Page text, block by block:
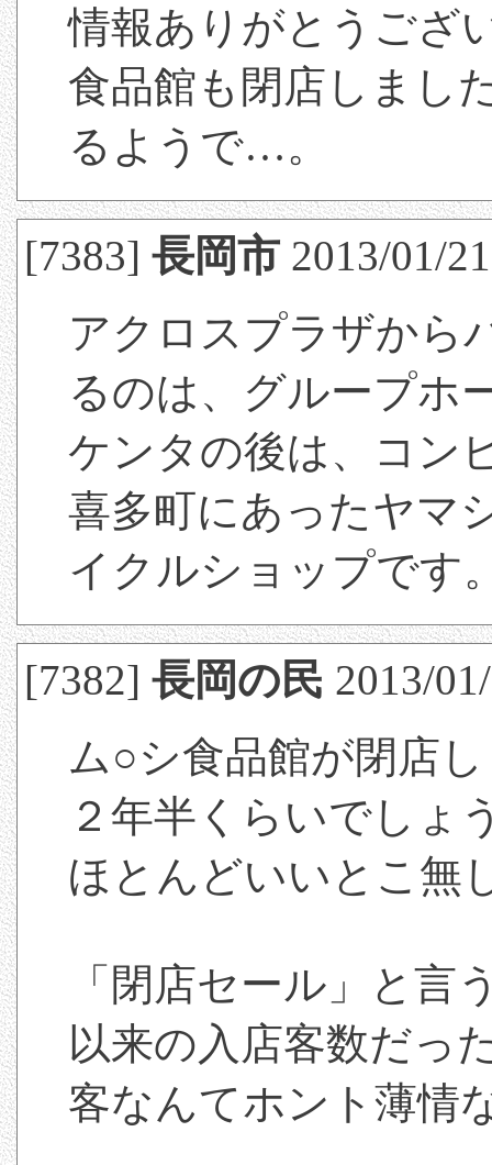
情報ありがとうござ
食品館も閉店しまし
るようで…。
[7383]長岡市 2013/01/
アクロスプラザから
るのは、グループホ
ケンタの後は、コン
喜多町にあったヤマ
イクルショップです
[7382]長岡の民 2013/
ム○シ食品館が閉店
２年半くらいでしょ
ほとんどいいとこ無
「閉店セール」と言
以来の入店客数だっ
客なんてホント薄情